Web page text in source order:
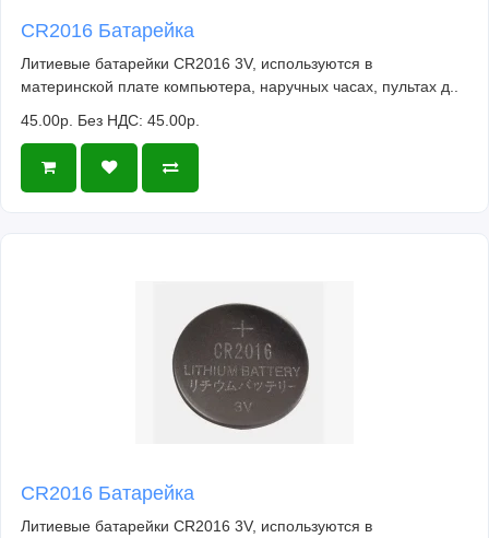
CR2016 Батарейка
Литиевые батарейки CR2016 3V, используются в
материнской плате компьютера, наручных часах, пультах д..
45.00р. Без НДС: 45.00р.
CR2016 Батарейка
Литиевые батарейки CR2016 3V, используются в